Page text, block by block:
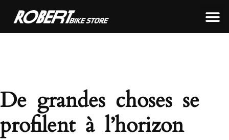
De grandes choses se
profilent à l’horizon